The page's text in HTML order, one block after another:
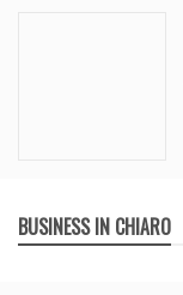
BUSINESS IN CHIARO